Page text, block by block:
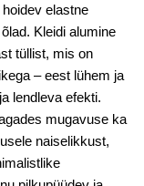
elastne
Kleidi alumine
tüllist, mis on
– eest lühem ja
lendleva efekti.
mugavuse ka
naiselikkust,